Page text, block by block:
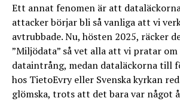
Ett annat fenomen är att
attacker börjar bli så vanliga att vi
avtrubbade. Nu, hösten 2025, räcker
”Miljödata” så vet alla att vi pratar
dataintrång, medan dataläckorna till
hos TietoEvry eller Svenska kyrkan
glömska, trots att det bara var något